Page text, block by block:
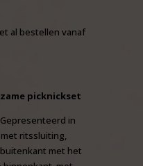
al bestellen vanaf
picknickset
in
met ritssluiting,
met het